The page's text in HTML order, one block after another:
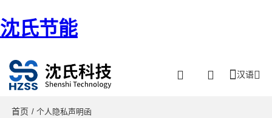
沈氏节能
汉语
首页 / 个人隐私声明函